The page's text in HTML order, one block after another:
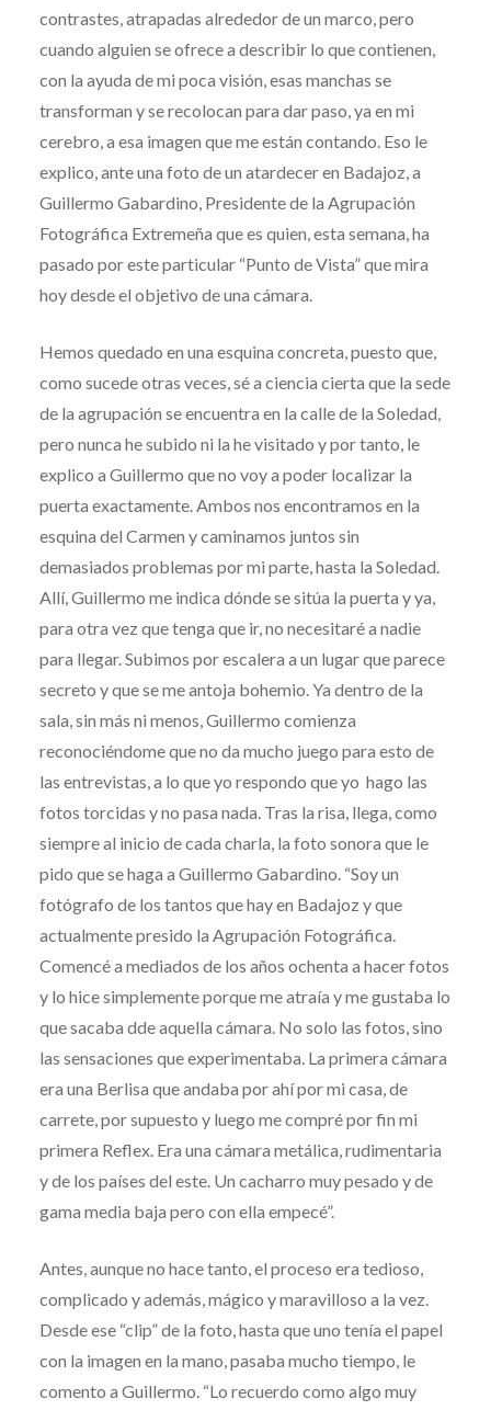
contrastes, atrapadas alrededor de un marco, pero
cuando alguien se ofrece a describir lo que contienen,
con la ayuda de mi poca visión, esas manchas se
transforman y se recolocan para dar paso, ya en mi
cerebro, a esa imagen que me están contando. Eso le
explico, ante una foto de un atardecer en Badajoz, a
Guillermo Gabardino, Presidente de la Agrupación
Fotográfica Extremeña que es quien, esta semana, ha
pasado por este particular “Punto de Vista” que mira
hoy desde el objetivo de una cámara.
Hemos quedado en una esquina concreta, puesto que,
como sucede otras veces, sé a ciencia cierta que la sede
de la agrupación se encuentra en la calle de la Soledad,
pero nunca he subido ni la he visitado y por tanto, le
explico a Guillermo que no voy a poder localizar la
puerta exactamente. Ambos nos encontramos en la
esquina del Carmen y caminamos juntos sin
demasiados problemas por mi parte, hasta la Soledad.
Allí, Guillermo me indica dónde se sitúa la puerta y ya,
para otra vez que tenga que ir, no necesitaré a nadie
para llegar. Subimos por escalera a un lugar que parece
secreto y que se me antoja bohemio. Ya dentro de la
sala, sin más ni menos, Guillermo comienza
reconociéndome que no da mucho juego para esto de
las entrevistas, a lo que yo respondo que yo hago las
fotos torcidas y no pasa nada. Tras la risa, llega, como
siempre al inicio de cada charla, la foto sonora que le
pido que se haga a Guillermo Gabardino. “Soy un
fotógrafo de los tantos que hay en Badajoz y que
actualmente presido la Agrupación Fotográfica.
Comencé a mediados de los años ochenta a hacer fotos
y lo hice simplemente porque me atraía y me gustaba lo
que sacaba dde aquella cámara. No solo las fotos, sino
las sensaciones que experimentaba. La primera cámara
era una Berlisa que andaba por ahí por mi casa, de
carrete, por supuesto y luego me compré por fin mi
primera Reflex. Era una cámara metálica, rudimentaria
y de los países del este. Un cacharro muy pesado y de
gama media baja pero con ella empecé”.
Antes, aunque no hace tanto, el proceso era tedioso,
complicado y además, mágico y maravilloso a la vez.
Desde ese “clip” de la foto, hasta que uno tenía el papel
con la imagen en la mano, pasaba mucho tiempo, le
comento a Guillermo. “Lo recuerdo como algo muy